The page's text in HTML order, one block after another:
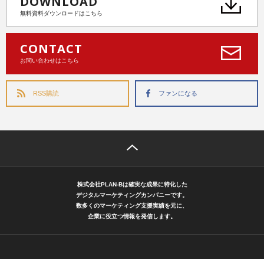
無料資料ダウンロードはこちら
CONTACT
お問い合わせはこちら
RSS購読 ファンになる
株式会社PLAN-Bは確実な成果に特化した
デジタルマーケティングカンパニーです。
数多くのマーケティング支援実績を元に、
企業に役立つ情報を発信します。